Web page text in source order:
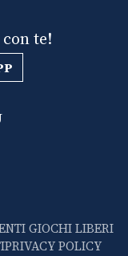
te!
GIOCHI LIBERI
PRIVACY POLICY